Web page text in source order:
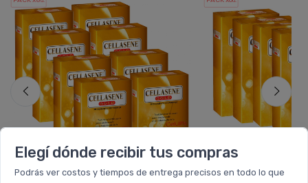
Elegí dónde recibir tus compras
Podrás ver costos y tiempos de entrega precisos en todo lo que